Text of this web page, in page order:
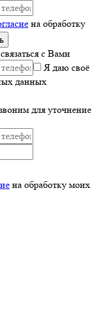
на обработку
с Вами
Я даю своё
данных
для уточнение
на обработку моих